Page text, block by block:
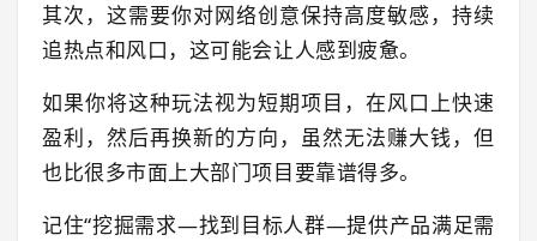
其次，这需要你对网络创意保持高度敏感，持续
追热点和风口，这可能会让人感到疲惫。
如果你将这种玩法视为短期项目，在风口上快速
盈利，然后再换新的方向，虽然无法赚大钱，但
也比很多市面上大部门项目要靠谱得多。
记住“挖掘需求—找到目标人群—提供产品满足需